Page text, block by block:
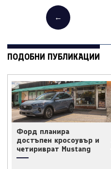
←
ПОДОБНИ ПУБЛИКАЦИИ
Форд планира
достъпен кросоувър и
четириврат Mustang